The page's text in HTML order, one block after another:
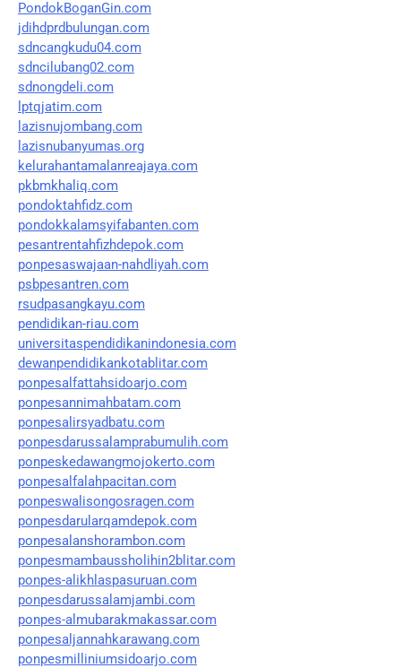
PondokBoganGin.com
jdihdprdbulungan.com
sdncangkudu04.com
sdncilubang02.com
sdnongdeli.com
lptqjatim.com
lazisnujombang.com
lazisnubanyumas.org
kelurahantamalanreajaya.com
pkbmkhaliq.com
pondoktahfidz.com
pondokkalamsyifabanten.com
pesantrentahfizhdepok.com
ponpesaswajaan-nahdliyah.com
psbpesantren.com
rsudpasangkayu.com
pendidikan-riau.com
universitaspendidikanindonesia.com
dewanpendidikankotablitar.com
ponpesalfattahsidoarjo.com
ponpesannimahbatam.com
ponpesalirsyadbatu.com
ponpesdarussalamprabumulih.com
ponpeskedawangmojokerto.com
ponpesalfalahpacitan.com
ponpeswalisongosragen.com
ponpesdarularqamdepok.com
ponpesalanshorambon.com
ponpesmambaussholihin2blitar.com
ponpes-alikhlaspasuruan.com
ponpesdarussalamjambi.com
ponpes-almubarakmakassar.com
ponpesaljannahkarawang.com
ponpesmilliniumsidoarjo.com